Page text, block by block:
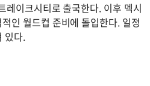
레이크시티로 출국한다. 이후 멕시
인 월드컵 준비에 돌입한다. 일정
있다.